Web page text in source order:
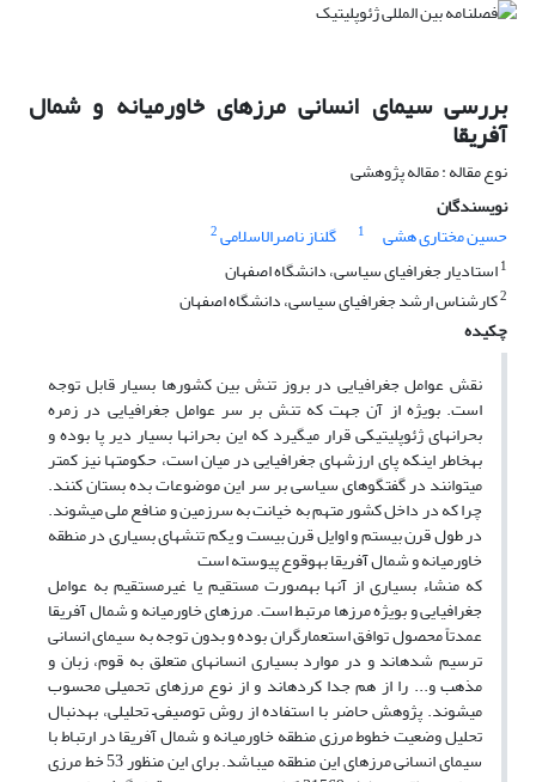
بررسی سیمای انسانی مرزهای خاورمیانه و شمال
آفریقا
نوع مقاله : مقاله پژوهشی
نویسندگان
حسین مختاری هشی
1 گلناز ناصرالاسلامی2
1استادیار جغرافیای سیاسی، دانشگاه اصفهان
2کارشناس ارشد جغرافیای سیاسی، دانشگاه اصفهان
چکیده
نقش عوامل جغرافیایی در بروز تنش بین کشورها بسیار قابل توجه
است. بویژه از آن جهت که تنش بر سر عوامل جغرافیایی در زمره
بحرانهای ژئوپلیتیکی قرار میگیرد که این بحرانها بسیار دیر پا بوده و
بهخاطر اینکه پای ارزشهای جغرافیایی در میان است، حکومتها نیز کمتر
میتوانند در گفتگوهای سیاسی بر سر این موضوعات بده بستان کنند.
چرا که در داخل کشور متهم به خیانت به سرزمین و منافع ملی میشوند.
در طول قرن بیستم و اوایل قرن بیست و یکم تنشهای بسیاری در منطقه
خاورمیانه و شمال آفریقا بهوقوع پیوسته است
که منشاء بسیاری از آنها بهصورت مستقیم یا غیرمستقیم به عوامل
جغرافیایی و بویژه مرزها مرتبط است. مرزهای خاورمیانه و شمال آفریقا
عمدتاً محصول توافق استعمارگران بوده و بدون توجه به سیمای انسانی
ترسیم شدهاند و در موارد بسیاری انسانهای متعلق به قوم، زبان و
مذهب و... را از هم جدا کردهاند و از نوع مرزهای تحمیلی محسوب
میشوند. پژوهش حاضر با استفاده از روش توصیفی– تحلیلی، بهدنبال
تحلیل وضعیت خطوط مرزی منطقه خاورمیانه و شمال آفریقا در ارتباط با
سیمای انسانی مرزهای این منطقه میباشد. برای این منظور 53 خط مرزی